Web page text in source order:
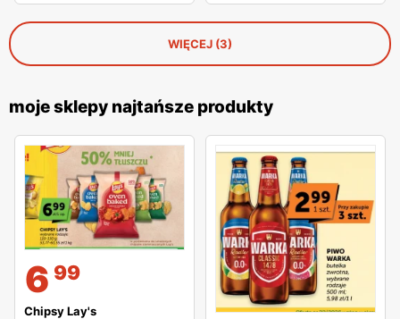
WIĘCEJ (3)
moje sklepy najtańsze produkty
6 99
Chipsy Lay's